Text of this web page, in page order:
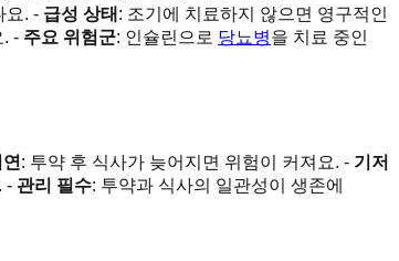
요. - 급성 상태 : 조기에 치료하지 않으면 영구적인
. - 주요 위험군: 인슐린으로 당뇨병을 치료 중인
: 투약 후 식사가 늦어지면 위험이 커져요. - 기저
- 관리 필수: 투약과 식사의 일관성이 생존에